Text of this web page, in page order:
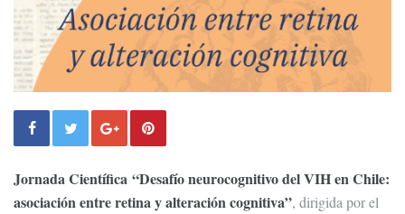
Jornada Científica “Desafío neurocognitivo del VIH en Chile:
asociación entre retina y alteración cognitiva”, dirigida por el